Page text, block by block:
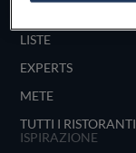
LISTE
EXPERTS
METE
TUTTI I RISTORANTI
ISPIRAZIONE